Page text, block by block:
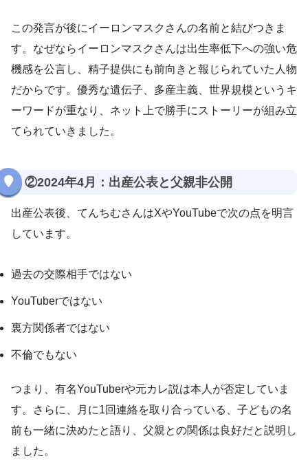
この発言が後にイーロンマスクさんの名前と結びつきま
す。なぜならイーロンマスクさんは出生率低下への強い危
機感を公言し、精子提供にも前向きと報じられていた人物
だからです。優秀な遺伝子、多産主義、世界規模というキ
ーワードが重なり、ネット上で勝手にストーリーが組み立
てられていきました。
②2024年4月：出産公表と父親非公開
出産公表後、てんちむさんはXやYouTubeで次の点を明言
しています。
過去の交際相手ではない
YouTuberではない
裏方関係者ではない
不倫でもない
つまり、有名YouTuberや元カレ説は本人が否定していま
す。さらに、月に1回連絡を取り合っている、子どもの名
前も一緒に決めたと語り、父親との関係は良好だと説明し
ました。